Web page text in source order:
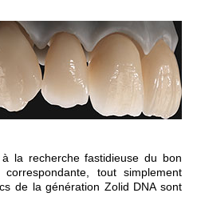
la recherche fastidieuse du bon
tout simplement
de la génération Zolid DNA sont